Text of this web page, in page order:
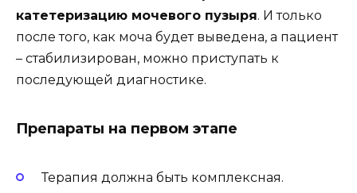
катетеризацию мочевого пузыря. И только
после того, как моча будет выведена, а пациент
– стабилизирован, можно приступать к
последующей диагностике.
Препараты на первом этапе
Терапия должна быть комплексная.